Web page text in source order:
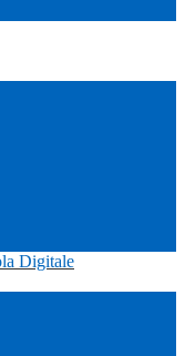
Digitale